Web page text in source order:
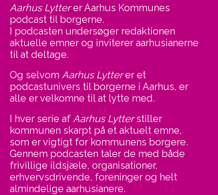
Aarhus Lytterer Aarhus Kommunes
podcast til borgerne.
I podcasten undersøger redaktionen
aktuelle emner og inviterer aarhusianerne
til at deltage.
Og selvom Aarhus Lytterer et
podcastunivers til borgerne i Aarhus, er
alle er velkomne til at lytte med.
I hver serie af Aarhus Lytterstiller
kommunen skarpt på et aktuelt emne,
som er vigtigt for kommunens borgere.
Gennem podcasten taler de med både
frivillige ildsjæle, organisationer,
erhvervsdrivende, foreninger og helt
almindelige aarhusianere.